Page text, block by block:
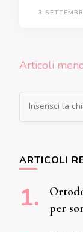
3
Articoli
Cerchi
ARTICOLI
per